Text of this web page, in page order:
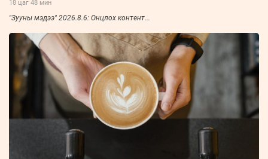
18 цаг 48 мин
"Зууны мэдээ" 2026.8.6: Онцлох контент...